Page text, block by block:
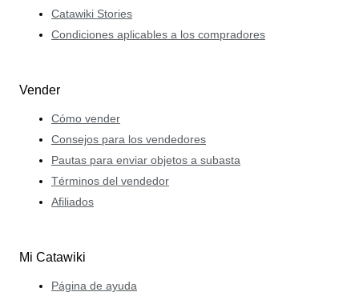
Catawiki Stories
Condiciones aplicables a los compradores
Vender
Cómo vender
Consejos para los vendedores
Pautas para enviar objetos a subasta
Términos del vendedor
Afiliados
Mi Catawiki
Página de ayuda